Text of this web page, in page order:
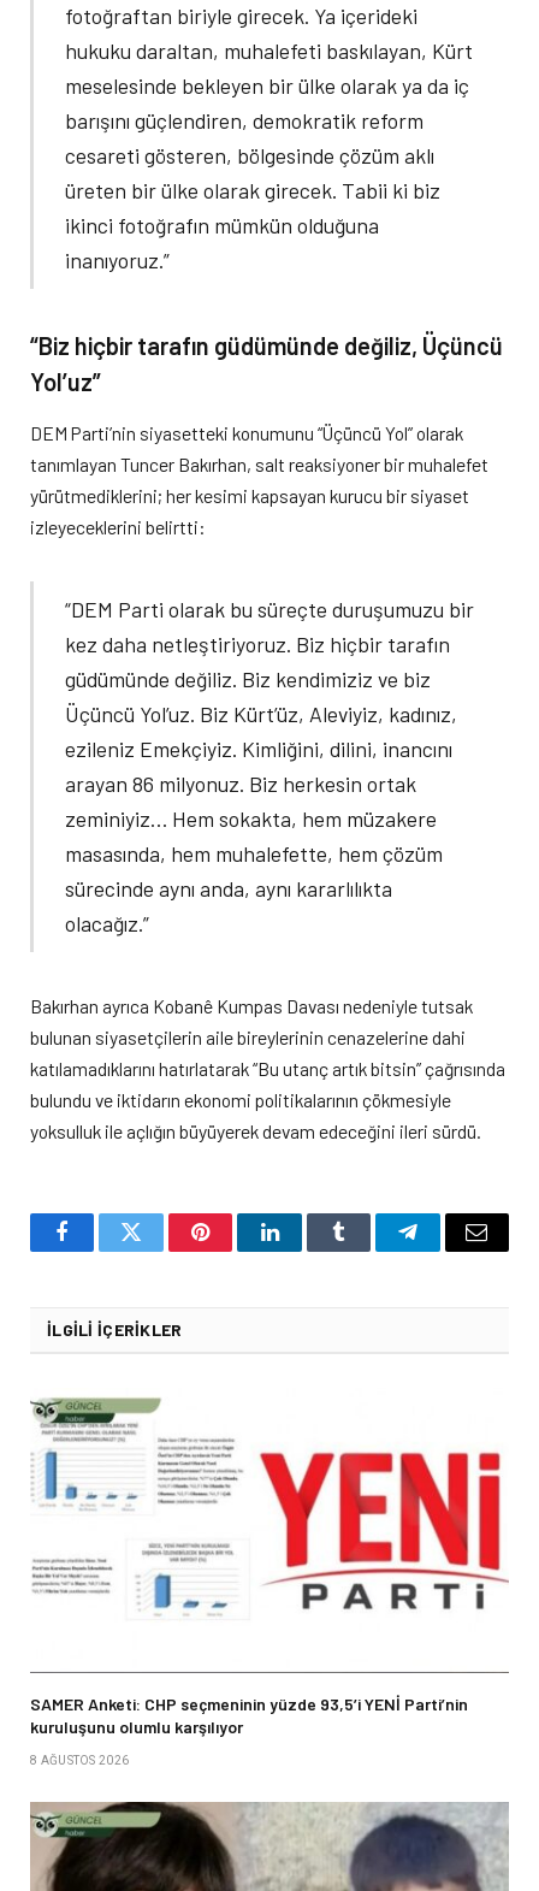
fotoğraftan biriyle girecek. Ya içerideki
hukuku daraltan, muhalefeti baskılayan, Kürt
meselesinde bekleyen bir ülke olarak ya da iç
barışını güçlendiren, demokratik reform
cesareti gösteren, bölgesinde çözüm aklı
üreten bir ülke olarak girecek. Tabii ki biz
ikinci fotoğrafın mümkün olduğuna
inanıyoruz.”
“Biz hiçbir tarafın güdümünde değiliz, Üçüncü
Yol’uz”
DEM Parti’nin siyasetteki konumunu “Üçüncü Yol” olarak
tanımlayan Tuncer Bakırhan, salt reaksiyoner bir muhalefet
yürütmediklerini; her kesimi kapsayan kurucu bir siyaset
izleyeceklerini belirtti:
“DEM Parti olarak bu süreçte duruşumuzu bir
kez daha netleştiriyoruz. Biz hiçbir tarafın
güdümünde değiliz. Biz kendimiziz ve biz
Üçüncü Yol’uz. Biz Kürt’üz, Aleviyiz, kadınız,
ezileniz Emekçiyiz. Kimliğini, dilini, inancını
arayan 86 milyonuz. Biz herkesin ortak
zeminiyiz… Hem sokakta, hem müzakere
masasında, hem muhalefette, hem çözüm
sürecinde aynı anda, aynı kararlılıkta
olacağız.”
Bakırhan ayrıca Kobanê Kumpas Davası nedeniyle tutsak
bulunan siyasetçilerin aile bireylerinin cenazelerine dahi
katılamadıklarını hatırlatarak “Bu utanç artık bitsin” çağrısında
bulundu ve iktidarın ekonomi politikalarının çökmesiyle
yoksulluk ile açlığın büyüyerek devam edeceğini ileri sürdü.
FacebookTwitter PinterestLinkedInTumblr TelegramEmail
İLGILI İÇERIKLER
SAMER Anketi: CHP seçmeninin yüzde 93,5’i YENİ Parti’nin
kuruluşunu olumlu karşılıyor
8 AĞUSTOS 2026